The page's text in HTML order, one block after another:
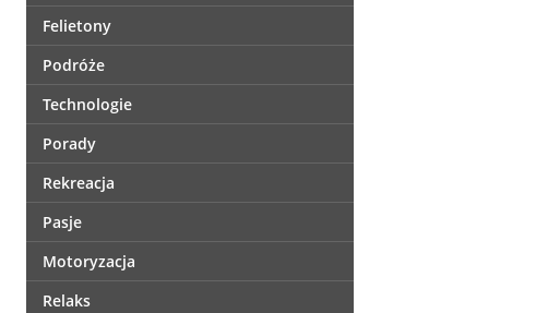
Felietony
Podróże
Technologie
Porady
Rekreacja
Pasje
Motoryzacja
Relaks